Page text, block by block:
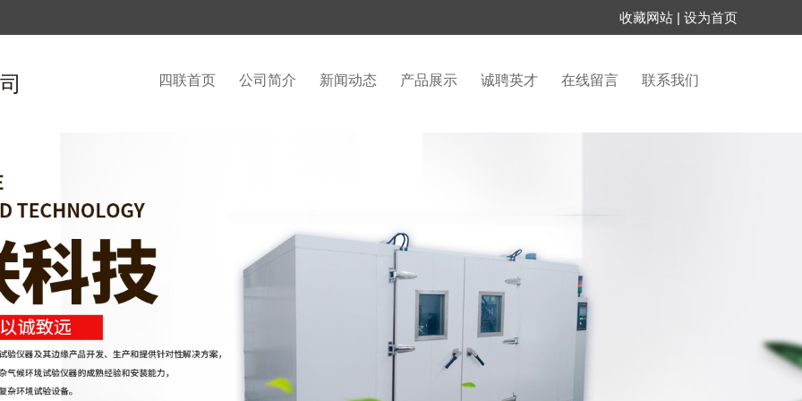
收藏网站 | 设为首页
四联首页 公司简介 新闻动态 产品展示 诚聘英才 在线留言 联系我们